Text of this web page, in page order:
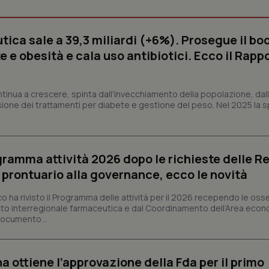
sale a 39,3 miliardi (+6%). Prosegue il
e obesità e cala uso antibiotici. Ecco il
a crescere, spinta dall'invecchiamento della popolazione,
dei trattamenti per diabete e gestione del peso. Nel 2025 la
attività 2026 dopo le richieste delle
alla governance, ecco le novità
ha rivisto il Programma delle attività per il 2026 recependo le
interregionale farmaceutica e dal Coordinamento dell’Area
ottiene l’approvazione della Fda per il primo
Necessari Statistici Marketing
a rendere fruibile il sito web abilitandone funzionalità di base quali la
Fornitore /Dominio Scadenza
Descrizione
interazione con il sito. Registra i
preferenze siano onorate nelle
CookieScript
5 mesi 3
Questo cookie viene utilizzato
sui cookie dei visitatori. È
dei cookie di Cookie-Script.com
correttamente.
settimane
abilitare il sistema di tracking
www.quotidianosanita.it
4
Questo cookie è impostato